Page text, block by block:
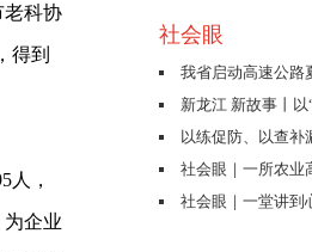
老科协
得到
人，
企业